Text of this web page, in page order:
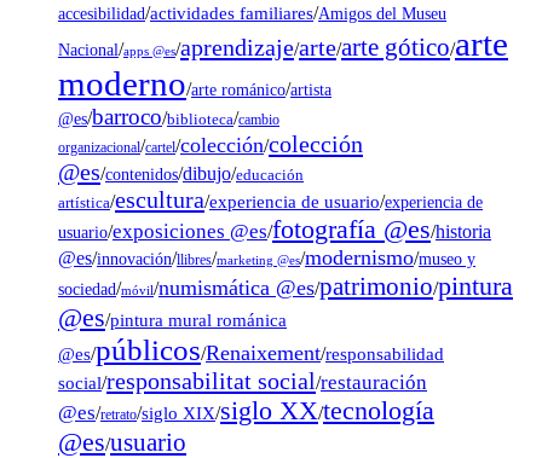
accesibilidad/actividades familiares/Amigos del Museu
Nacional/apps @es/aprendizaje/arte/arte gótico/arte
moderno/arte románico/artista
@es/barroco/biblioteca/cambio
organizacional/cartel/colección/colección
@es/contenidos/dibujo/educación
artística/escultura/experiencia de usuario/experiencia de
usuario/exposiciones @es/fotografía @es/historia
@es/innovación/llibres/marketing @es/modernismo/museo y
sociedad/móvil/numismática @es/patrimonio/pintura
@es/pintura mural románica
@es/públicos/Renaixement/responsabilidad
social/responsabilitat social/restauración
@es/retrato/siglo XIX/siglo XX/tecnología
@es/usuario